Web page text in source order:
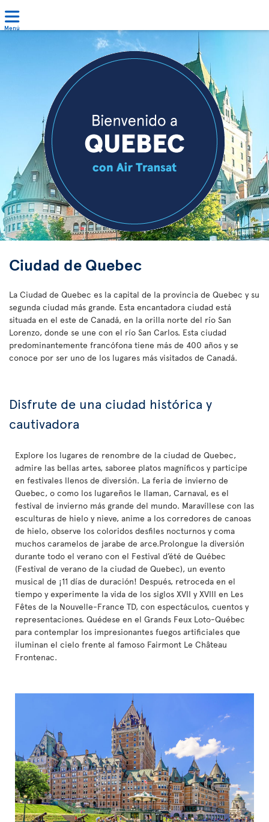
Menú
Ciudad de Quebec
La Ciudad de Quebec es la capital de la provincia de Quebec y su
segunda ciudad más grande. Esta encantadora ciudad está
situada en el este de Canadá, en la orilla norte del río San
Lorenzo, donde se une con el río San Carlos. Esta ciudad
predominantemente francófona tiene más de 400 años y se
conoce por ser uno de los lugares más visitados de Canadá.
Disfrute de una ciudad histórica y
cautivadora
Explore los lugares de renombre de la ciudad de Quebec,
admire las bellas artes, saboree platos magníficos y participe
en festivales llenos de diversión. La feria de invierno de
Quebec, o como los lugareños le llaman, Carnaval, es el
festival de invierno más grande del mundo. Maravíllese con las
esculturas de hielo y nieve, anime a los corredores de canoas
de hielo, observe los coloridos desfiles nocturnos y coma
muchos caramelos de jarabe de arce.Prolongue la diversión
durante todo el verano con el Festival d’été de Québec
(Festival de verano de la ciudad de Quebec), un evento
musical de ¡11 días de duración! Después, retroceda en el
tiempo y experimente la vida de los siglos XVII y XVIII en Les
Fêtes de la Nouvelle-France TD, con espectáculos, cuentos y
representaciones. Quédese en el Grands Feux Loto-Québec
para contemplar los impresionantes fuegos artificiales que
iluminan el cielo frente al famoso Fairmont Le Château
Frontenac.